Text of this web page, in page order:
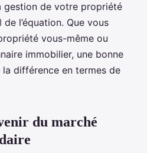
gestion de votre propriété
l’équation. Que vous
vous-même ou
immobilier, une bonne
différence en termes de
du marché